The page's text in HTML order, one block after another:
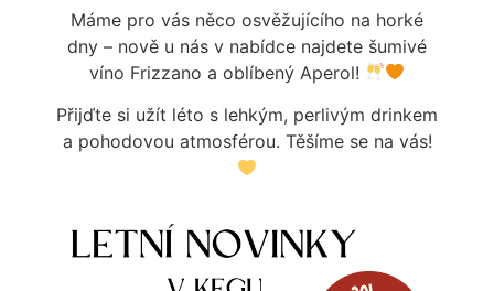
Skladem
Více informací
Více informací
Máme pro vás něco osvěžujícího na horké
dny – nově u nás v nabídce najdete šumivé
víno Frizzano a oblíbený Aperol!
Přijďte si užít léto s lehkým, perlivým drinkem
a pohodovou atmosférou. Těšíme se na vás!